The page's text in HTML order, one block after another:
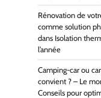
Rénovation de
comme solution
dans Isolation
l’année
Camping-car ou
convient ? – Le
Conseils pour